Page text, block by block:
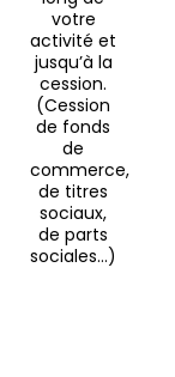
votre
activité et
jusqu’à la
cession.
(Cession
de fonds
de
commerce,
de titres
sociaux,
de parts
sociales…)